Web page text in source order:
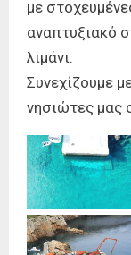
με
αναπτυξιακό
λιμάνι.
Συνεχίζουμε
νησιώτες μας